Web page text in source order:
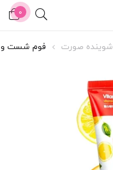
0
شوینده صورت فوم شست و